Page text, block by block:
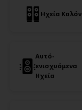
Ηχεία
Αυτό-
ενισχυόμενα
Ηχεία